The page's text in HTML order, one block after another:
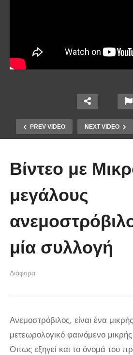
PREV VIDEO NEXT VIDEO
άτυχη μέρα στη δουλειά
Βίντεο με
μεγάλους
μία συλλογή
Διάφορα
Ανεμοστρόβιλος, είναι ένα
μετεωρολογικό φαινόμενο
Όπως εξηγεί και το όνομά του